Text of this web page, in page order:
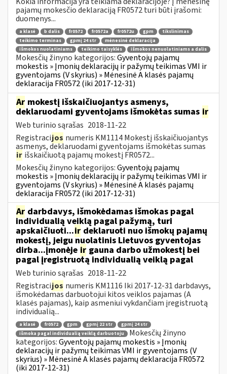
pajamų mokesčio deklaraciją FR0572 turi būti įrašomi:
duomenys...
a klasė b dalis fr0572 fr0572a fr0572u gpm
tikslinimas
teikimo terminas
gpmį 24 str
mėnesinė deklaracija
išmokos nuolatiniams
teikimo taisyklės išmokos nenuolatiniams a dalis
Mokesčių žinyno kategorijos:Gyventojų pajamų
mokestis » Įmonių deklaracijų ir pažymų teikimas VMI ir
gyventojams (V skyrius) » Mėnesinė A klasės pajamų
deklaracija FR0572 (iki 2017-12-31)
Ar mokestį išskaičiuojantys asmenys,
deklaruodami gyventojams išmokėtas sumas ir
Web turinio sąrašas 2018-11-22
Registracijos numeris KM1114 Mokestį išskaičiuojantys
asmenys, deklaruodami gyventojams išmokėtas sumas
ir išskaičiuotą pajamų mokestį FR0572...
Mokesčių žinyno kategorijos:Gyventojų pajamų
mokestis » Įmonių deklaracijų ir pažymų teikimas VMI ir
gyventojams (V skyrius) » Mėnesinė A klasės pajamų
deklaracija FR0572 (iki 2017-12-31)
Ar darbdavys, išmokėdamas išmokas pagal
individualią veiklą pagal pažymą, turi
apskaičiuoti...ir deklaruoti nuo išmokų pajamų
mokestį, jeigu nuolatinis Lietuvos gyventojas
dirba...įmonėje ir gauna darbo užmokestį bei
pagal įregistruotą individualią veiklą pagal
Web turinio sąrašas 2018-11-22
Registracijos numeris KM1116 Iki 2017-12-31 darbdavys,
išmokėdamas darbuotojui kitos veiklos pajamas (A
klasės pajamas), kaip asmeniui vykdančiam įregistruotą
individualią...
a klasė fr0572 gpm gpmį 22 str
gpmį 24 str
išmoka pagal individualią veiklą darbuotoju
Mokesčių žinyno
kategorijos:Gyventojų pajamų mokestis » Įmonių
deklaracijų ir pažymų teikimas VMI ir gyventojams (V
skyrius) » Mėnesinė A klasės pajamų deklaracija FR0572
(iki 2017-12-31)